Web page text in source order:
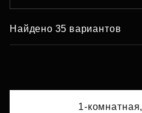
Найдено 35 вариантов
1-комнатная,